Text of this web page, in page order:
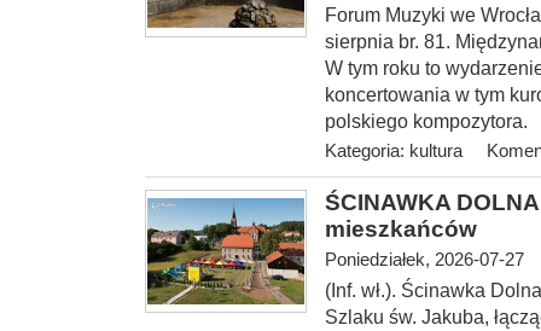
Forum Muzyki we
sierpnia br. 81.
W tym roku to
koncertowania w tym
polskiego kompozytora.
Kategoria: kultura
ŚCINAWKA
mieszkańców
Poniedziałek, 2026-07-27
(Inf. wł.). Ścinawka
Szlaku św. Jakuba,